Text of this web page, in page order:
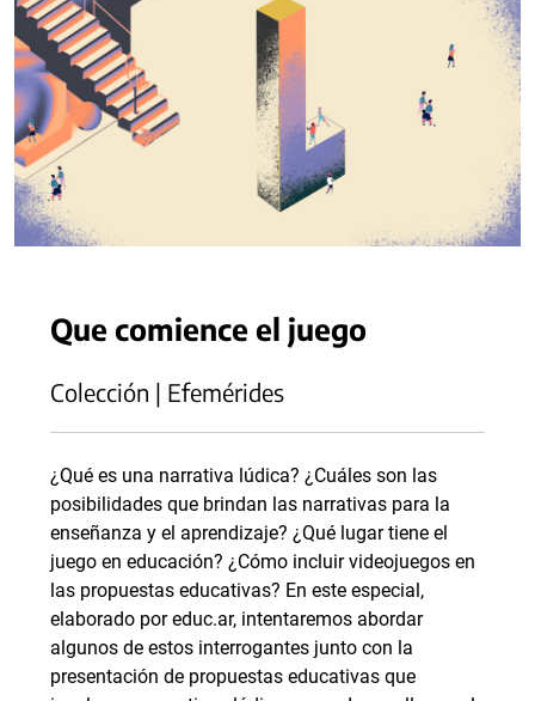
Que comience el juego
Colección | Efemérides
¿Qué es una narrativa lúdica? ¿Cuáles son las
posibilidades que brindan las narrativas para la
enseñanza y el aprendizaje? ¿Qué lugar tiene el
juego en educación? ¿Cómo incluir videojuegos en
las propuestas educativas? En este especial,
elaborado por educ.ar, intentaremos abordar
algunos de estos interrogantes junto con la
presentación de propuestas educativas que